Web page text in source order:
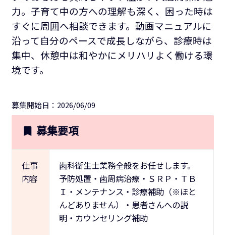
力。子育て中の方への理解も深く、困った時は
すぐに周囲へ相談できます。動画マニュアルに
沿って自分のペースで成長しながら、診療時は
集中、休憩中は和やかにメリハリよく働ける環
境です。
募集開始日：2026/06/09
募集要項
仕事
内容
歯科衛生士業務全般をお任せします。
予防処置・歯周病治療・ＳＲＰ・ＴＢ
Ｉ・メンテナンス・診療補助（※ほと
んどありません）・患者さんへの説
明・カウンセリング補助